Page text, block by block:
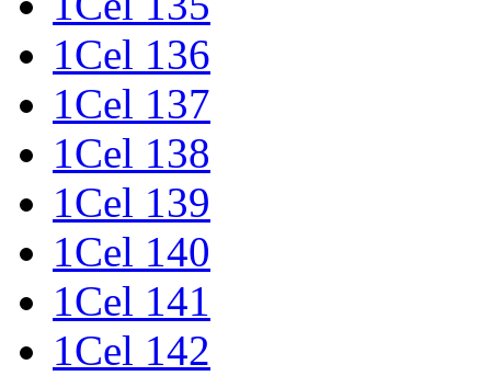
1Cel 136
1Cel 137
1Cel 138
1Cel 139
1Cel 140
1Cel 141
1Cel 142